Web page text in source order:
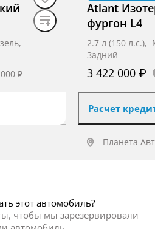
₽
Atlant
фургон L4
2.7 л (150
Задний
3 422 000 ₽
Расчет
Планета
этот автомобиль?
чтобы мы зарезервировали